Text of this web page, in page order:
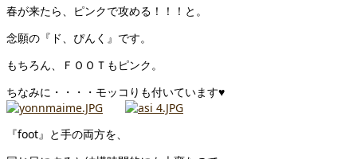
春が来たら、ピンクで攻める！！！と。
念願の『ド、ぴんく』です。
もちろん、ＦＯＯＴもピンク。
ちなみに・・・・モッコりも付いています♥
『foot』と手の両方を、